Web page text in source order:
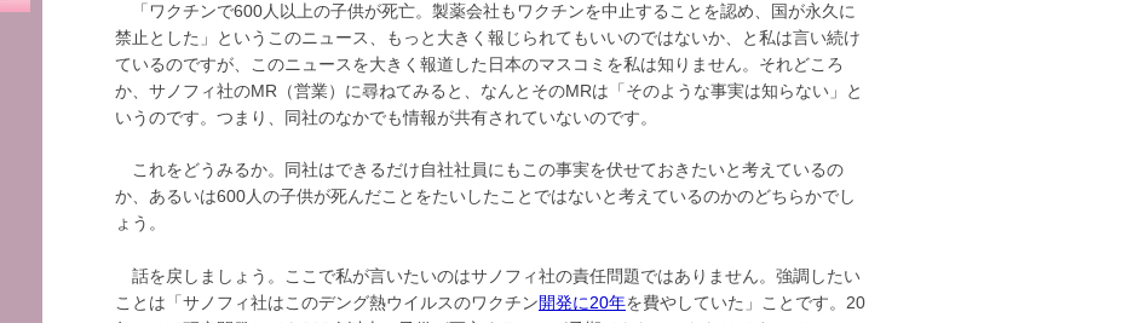
「ワクチンで600人以上の子供が死亡。製薬会社もワクチンを中止することを認め、国が永久に
禁止とした」というこのニュース、もっと大きく報じられてもいいのではないか、と私は言い続け
ているのですが、このニュースを大きく報道した日本のマスコミを私は知りません。それどころ
か、サノフィ社のMR（営業）に尋ねてみると、なんとそのMRは「そのような事実は知らない」と
いうのです。つまり、同社のなかでも情報が共有されていないのです。
これをどうみるか。同社はできるだけ自社社員にもこの事実を伏せておきたいと考えているの
か、あるいは600人の子供が死んだことをたいしたことではないと考えているのかのどちらかでし
ょう。
話を戻しましょう。ここで私が言いたいのはサノフィ社の責任問題ではありません。強調したい
ことは「サノフィ社はこのデング熱ウイルスのワクチン開発に20年を費やしていた」ことです。20